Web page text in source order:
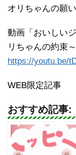
オリちゃんの願
動画「おいしい
リちゃんの約束～
https://youtu.be/
WEB限定記事
おすすめ記事: